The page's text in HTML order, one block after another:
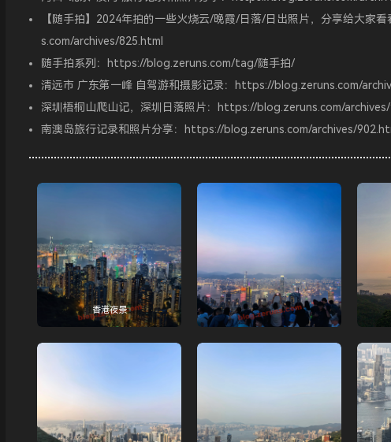
【随手拍】2024年拍的一些火烧云/晚霞/日落/日出照片，分享给大家看
s.com/archives/825.html
随手拍系列：
https://blog.zeruns.com/tag/随手拍/
清远市 广东第一峰 自驾游和摄影记录：
https://blog.zeruns.com/
深圳梧桐山爬山记，深圳日落照片：
https://blog.zeruns.com/archives/
南澳岛旅行记录和照片分享：
https://blog.zeruns.com/archives/
香港夜景